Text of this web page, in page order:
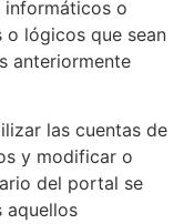
o
o lógicos que sean
anteriormente
las cuentas de
y modificar o
del portal se
aquellos